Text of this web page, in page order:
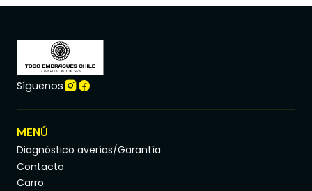
Síguenos
MENÚ
Diagnóstico averías/Garantía
Contacto
Carro